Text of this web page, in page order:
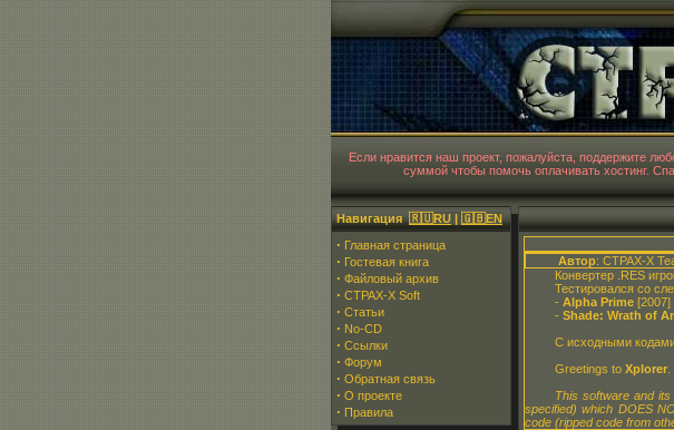
Если нравится наш проект, пожалуйста, поддержите
суммой чтобы помочь оплачивать хостинг.
Навигация🇷🇺RU | 🇬🇧EN
· Главная страница
· Гостевая книга
· Файловый архив
· CTPAX-X Soft
· Статьи
· No-CD
· Ссылки
· Форум
· Обратная связь
· О проекте
· Правила
Автор: CTPAX-X
Конвертер .RES
Тестировался со
- Alpha Prime[2007]
- Shade: Wrath of
С исходными
Greetings to Xplorer.
This software and
specified) which DOES
code (ripped code from